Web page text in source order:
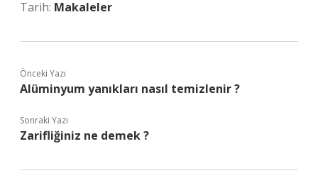
Tarih: Makaleler
Önceki Yazı
Alüminyum yanıkları nasıl temizlenir ?
Sonraki Yazı
Zarifliğiniz ne demek ?